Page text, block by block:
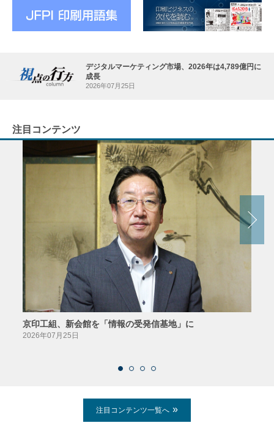
デジタルマーケティング市場、2026年は4,789億円に
成長
2026年07月25日
注目コンテンツ
京印工組、新会館を「情報の受発信基地」に
2026年07月25日
注目コンテンツ一覧へ